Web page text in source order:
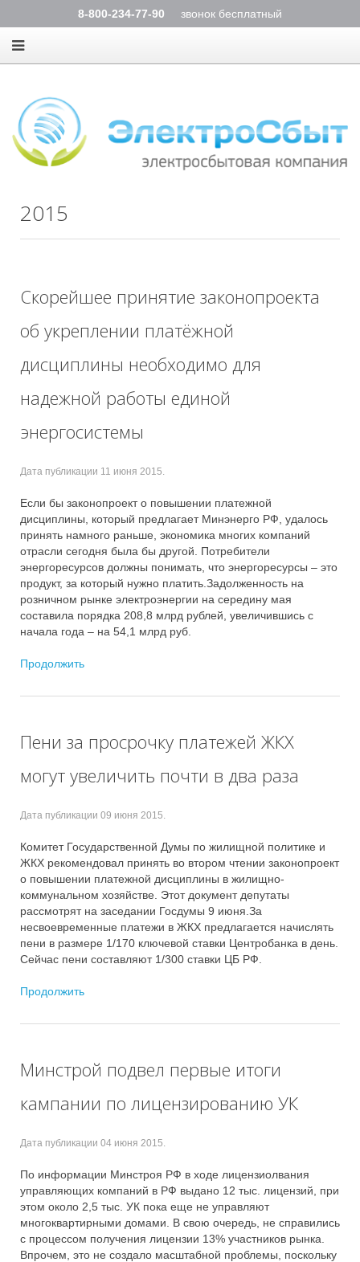
8-800-234-77-90 звонок бесплатный
2015
Скорейшее принятие законопроекта
об укреплении платёжной
дисциплины необходимо для
надежной работы единой
энергосистемы
Дата публикации 11 июня 2015.
Если бы законопроект о повышении платежной
дисциплины, который предлагает Минэнерго РФ, удалось
принять намного раньше, экономика многих компаний
отрасли сегодня была бы другой. Потребители
энергоресурсов должны понимать, что энергоресурсы – это
продукт, за который нужно платить.Задолженность на
розничном рынке электроэнергии на середину мая
составила порядка 208,8 млрд рублей, увеличившись с
начала года – на 54,1 млрд руб.
Продолжить
Пени за просрочку платежей ЖКХ
могут увеличить почти в два раза
Дата публикации 09 июня 2015.
Комитет Государственной Думы по жилищной политике и
ЖКХ рекомендовал принять во втором чтении законопроект
о повышении платежной дисциплины в жилищно-
коммунальном хозяйстве. Этот документ депутаты
рассмотрят на заседании Госдумы 9 июня.За
несвоевременные платежи в ЖКХ предлагается начислять
пени в размере 1/170 ключевой ставки Центробанка в день.
Сейчас пени составляют 1/300 ставки ЦБ РФ.
Продолжить
Минстрой подвел первые итоги
кампании по лицензированию УК
Дата публикации 04 июня 2015.
По информации Минстроя РФ в ходе лицензиолвания
управляющих компаний в РФ выдано 12 тыс. лицензий, при
этом около 2,5 тыс. УК пока еще не управляют
многоквартирными домами. В свою очередь, не справились
с процессом получения лицензии 13% участников рынка.
Впрочем, это не создало масштабной проблемы, поскольку